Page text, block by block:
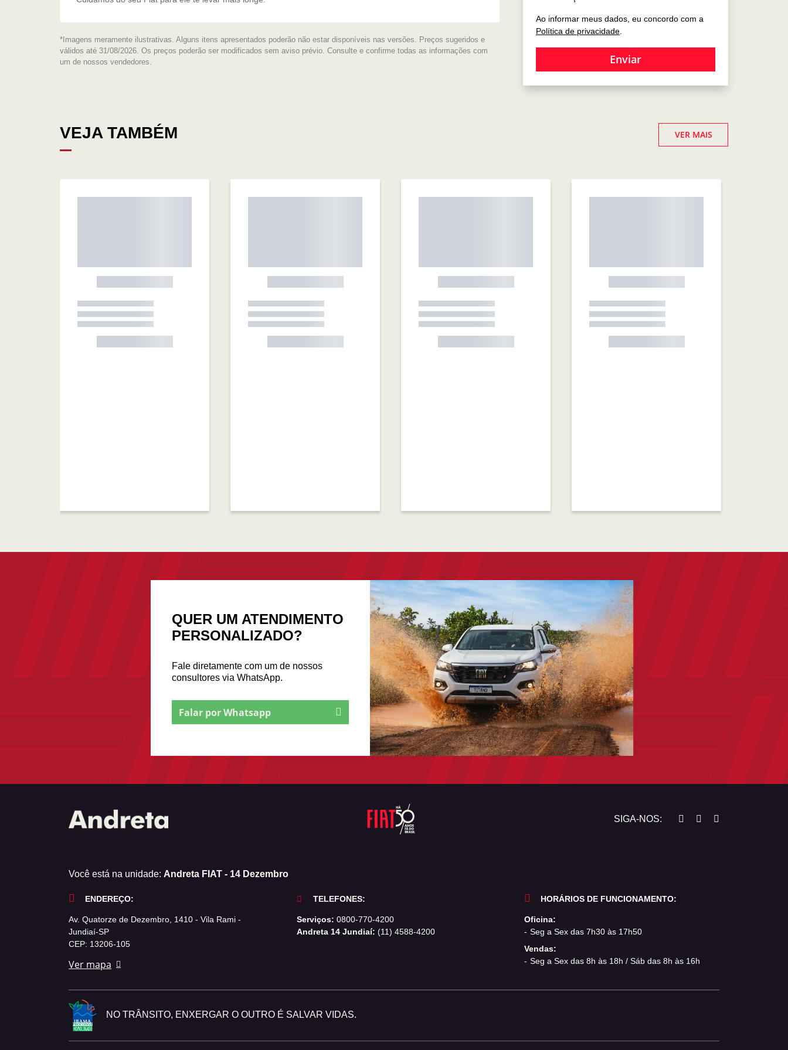
Ao informar meus dados, eu concordo com a
Política de privacidade.
Enviar
*Imagens meramente ilustrativas. Alguns itens apresentados poderão não estar disponíveis nas versões. Preços sugeridos e
válidos até 31/08/2026. Os preços poderão ser modificados sem aviso prévio. Consulte e confirme todas as informações com
um de nossos vendedores.
VEJA TAMBÉM VER MAIS
QUER UM ATENDIMENTO
PERSONALIZADO?
Fale diretamente com um de nossos
consultores via WhatsApp.
Falar por Whatsapp
SIGA-NOS:
Você está na unidade: Andreta FIAT - 14 Dezembro
ENDEREÇO:
Av. Quatorze de Dezembro, 1410 - Vila Rami -
Jundiaí-SP
CEP: 13206-105
Ver mapa
TELEFONES:
Serviços: 0800-770-4200
Andreta 14 Jundiaí: (11) 4588-4200
HORÁRIOS DE FUNCIONAMENTO:
Oficina:
Seg a Sex das 7h30 às 17h50
Vendas:
Seg a Sex das 8h às 18h / Sáb das 8h às 16h
NO TRÂNSITO, ENXERGAR O OUTRO É SALVAR VIDAS.